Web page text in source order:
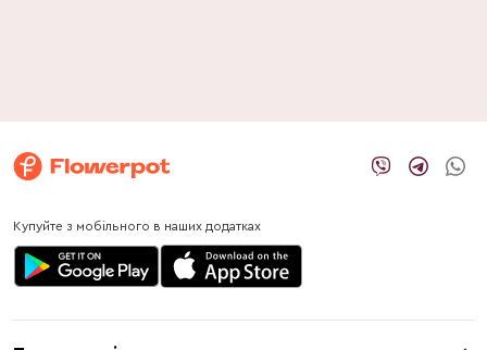
Купуйте з мобільного в наших додатках